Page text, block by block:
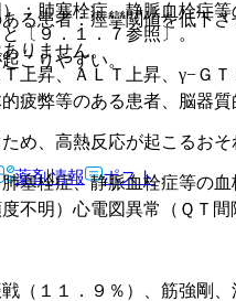
る患者：痙攣閾値を低下さ
こりやすい。
弊等のある患者、脳器
、高熱反応が起こるおそ
栓症、静脈血栓症等の血
肺塞栓症、静脈血栓症
〔９．１．７参照〕。
昇、ＡＬＴ上昇、γ−Ｇ
明）心電図異常（ＱＴ間
１１．９％）、筋強剛
りません。
薬剤情報 ポスト